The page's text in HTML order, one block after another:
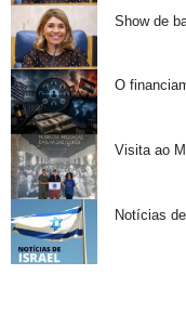
Show de
O
Visita ao
Notícias